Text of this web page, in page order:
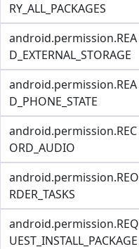
RY_ALL_PACKAGES
android.permission.REA
D_EXTERNAL_STORAGE
android.permission.REA
D_PHONE_STATE
android.permission.REC
ORD_AUDIO
android.permission.REO
RDER_TASKS
android.permission.REQ
UEST_INSTALL_PACKAGE